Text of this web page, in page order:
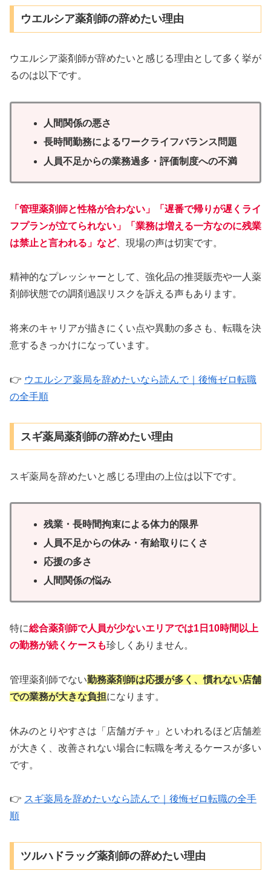
ウエルシア薬剤師の辞めたい理由
ウエルシア薬剤師が辞めたいと感じる理由として多く挙が
るのは以下です。
人間関係の悪さ
長時間勤務によるワークライフバランス問題
人員不足からの業務過多・評価制度への不満
「管理薬剤師と性格が合わない」「遅番で帰りが遅くライ
フプランが立てられない」「業務は増える一方なのに残業
は禁止と言われる」など、現場の声は切実です。
精神的なプレッシャーとして、強化品の推奨販売や一人薬
剤師状態での調剤過誤リスクを訴える声もあります。
将来のキャリアが描きにくい点や異動の多さも、転職を決
意するきっかけになっています。
👉 ウエルシア薬局を辞めたいなら読んで｜後悔ゼロ転職
の全手順
スギ薬局薬剤師の辞めたい理由
スギ薬局を辞めたいと感じる理由の上位は以下です。
残業・長時間拘束による体力的限界
人員不足からの休み・有給取りにくさ
応援の多さ
人間関係の悩み
特に総合薬剤師で人員が少ないエリアでは1日10時間以上
の勤務が続くケースも珍しくありません。
管理薬剤師でない勤務薬剤師は応援が多く、慣れない店舗
での業務が大きな負担になります。
休みのとりやすさは「店舗ガチャ」といわれるほど店舗差
が大きく、改善されない場合に転職を考えるケースが多い
です。
👉 スギ薬局を辞めたいなら読んで｜後悔ゼロ転職の全手
順
ツルハドラッグ薬剤師の辞めたい理由